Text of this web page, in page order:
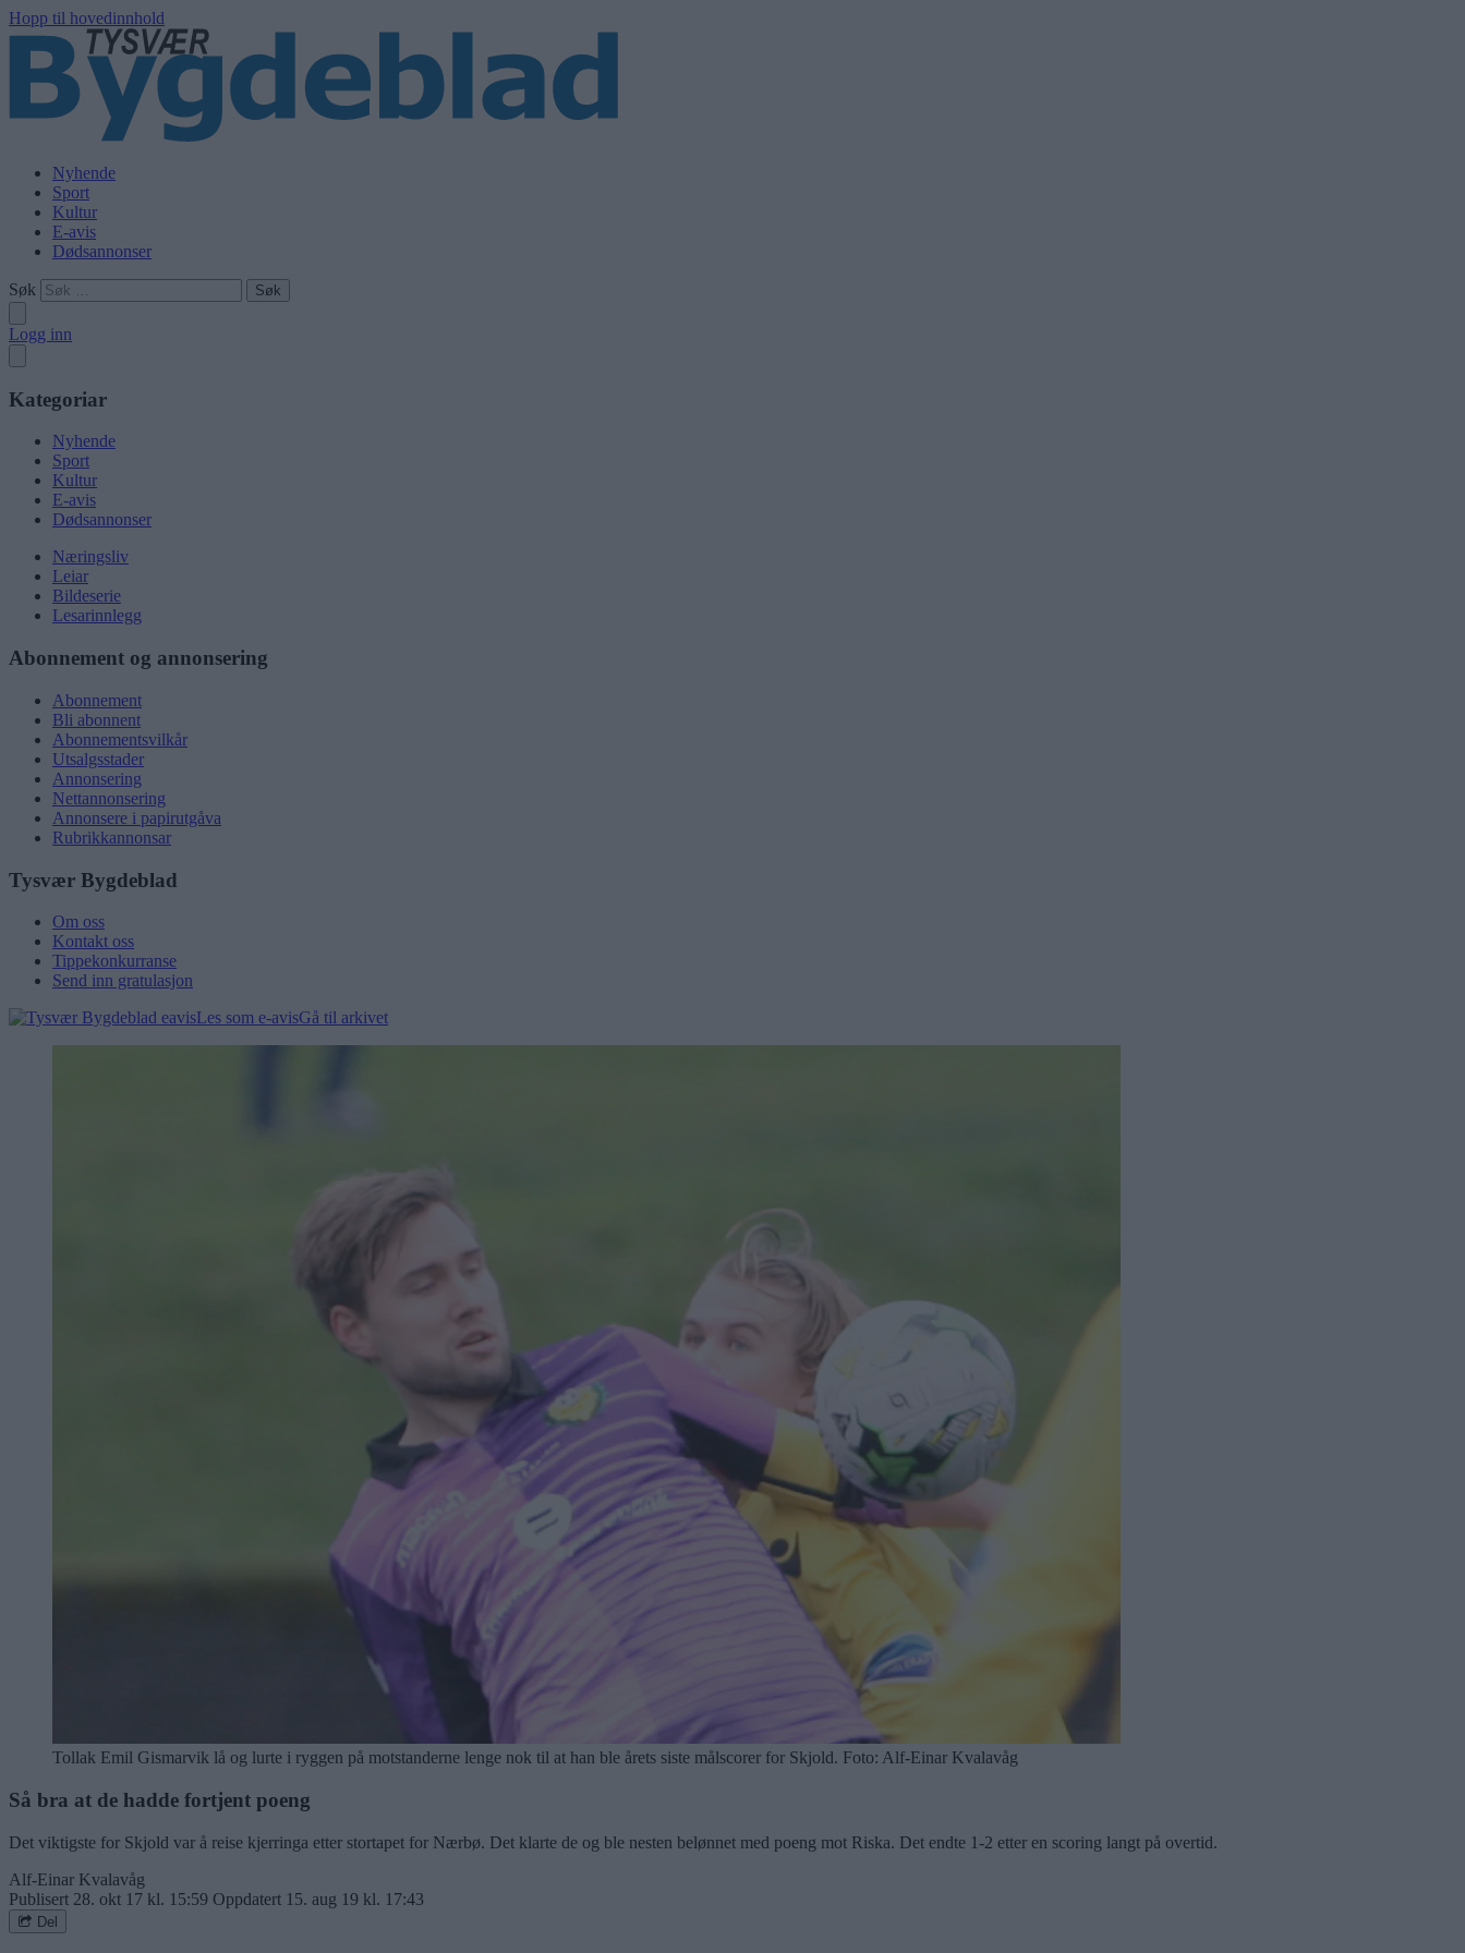
Hopp til hovedinnhold
Nyhende
Sport
Kultur
E-avis
Dødsannonser
Søk
Logg inn
Kategoriar
Nyhende
Sport
Kultur
E-avis
Dødsannonser
Næringsliv
Leiar
Bildeserie
Lesarinnlegg
Abonnement og annonsering
Abonnement
Bli abonnent
Abonnementsvilkår
Utsalgsstader
Annonsering
Nettannonsering
Annonsere i papirutgåva
Rubrikkannonsar
Tysvær Bygdeblad
Om oss
Kontakt oss
Tippekonkurranse
Send inn gratulasjon
Les som e-avisGå til arkivet
Tollak Emil Gismarvik lå og lurte i ryggen på motstanderne lenge nok til at han ble årets siste målscorer for Skjold. Foto: Alf-Einar Kvalavåg
Så bra at de hadde fortjent poeng
Det viktigste for Skjold var å reise kjerringa etter stortapet for Nærbø. Det klarte de og ble nesten belønnet med poeng mot Riska. Det endte 1-2 etter en scoring langt på overtid.
Alf-Einar Kvalavåg
Publisert 28. okt 17 kl. 15:59 Oppdatert 15. aug 19 kl. 17:43
Del